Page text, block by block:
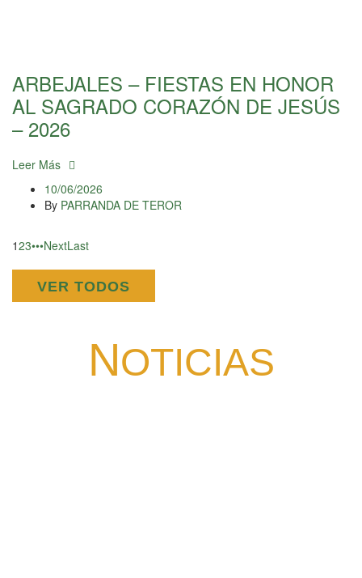
ARBEJALES – FIESTAS EN HONOR
AL SAGRADO CORAZÓN DE JESÚS
– 2026
Leer Más
10/06/2026
By PARRANDA DE TEROR
123•••NextLast
VER TODOS
NOTICIAS